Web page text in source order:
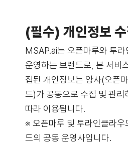
(필수) 개인정보 수
MSAP.ai는 오픈마루와 투
운영하는 브랜드로, 본 서비
집된 개인정보는 양사(오픈
드)가 공동으로 수집 및 관리
따라 이용됩니다.
※ 오픈마루 및 투라인클라우
드의 공동 운영사입니다.